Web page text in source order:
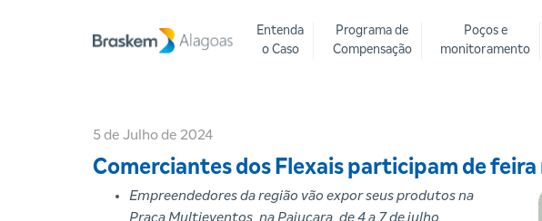
Entenda
o Caso
Programa de
Compensação
Poços e
monitoramento
5 de Julho de 2024
Comerciantes dos Flexais participam de
Empreendedores da região vão expor seus produtos na
Praça Multieventos, na Pajuçara, de 4 a 7 de julho